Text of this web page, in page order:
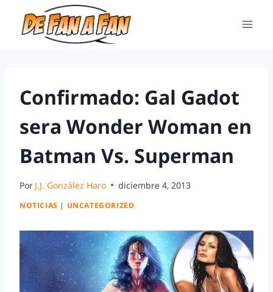
Confirmado: Gal Gadot
sera Wonder Woman en
Batman Vs. Superman
Por J.J. González Haro diciembre 4, 2013
NOTICIAS | UNCATEGORIZED